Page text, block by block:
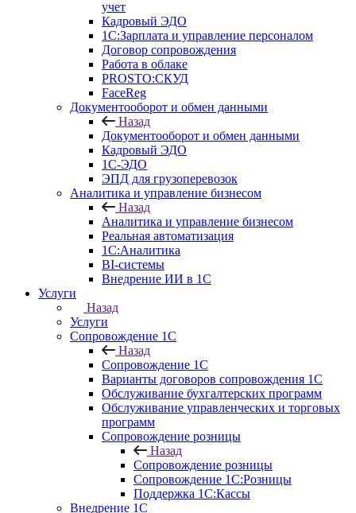
учет
Кадровый ЭДО
1С:Зарплата и управление персоналом
Договор сопровождения
Работа в облаке
PROSTO:СКУД
FaceReg
Документооборот и обмен данными
Назад
Документооборот и обмен данными
Кадровый ЭДО
1С-ЭДО
ЭПД для грузоперевозок
Аналитика и управление бизнесом
Назад
Аналитика и управление бизнесом
Реальная автоматизация
1С:Аналитика
BI-системы
Внедрение ИИ в 1С
Услуги
Назад
Услуги
Сопровождение 1С
Назад
Сопровождение 1С
Варианты договоров сопровождения 1С
Обслуживание бухгалтерских программ
Обслуживание управленческих и торговых
программ
Сопровождение розницы
Назад
Сопровождение розницы
Сопровождение 1С:Розницы
Поддержка 1С:Кассы
Внедрение 1С